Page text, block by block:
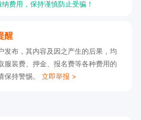
费用，保持谨慎防止受骗！
醒
发布，其内容及因之产生的后果，均
服装费、押金、报名费等各种费用的
保持警惕。 立即举报 >